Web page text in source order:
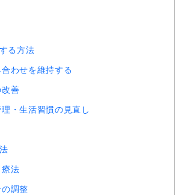
る方法
わせを維持する
善
・生活習慣の見直し
療法
調整